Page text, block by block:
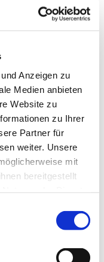
Anzeigen zu
Medien anbieten
Website zu
zu Ihrer
Partner für
weiter. Unsere
mit
bereitgestellt
ausarbeiten. Doch
zeitlich
– denn
weiter, sondern auch
entscheiden, wofür
Ihnen die
Pflichten
Lohn- und
und Teilnahmean
Ihnen Antworten